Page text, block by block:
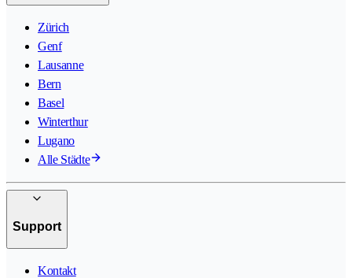
Zürich
Genf
Lausanne
Bern
Basel
Winterthur
Lugano
Alle Städte
Support
Kontakt